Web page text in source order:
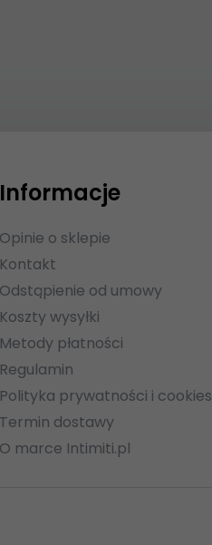
Informacje
Opinie o sklepie
Kontakt
Odstąpienie od umowy
Koszty wysyłki
Metody płatności
Regulamin
Polityka prywatności i cookies
Termin dostawy
O marce Intimiti.pl